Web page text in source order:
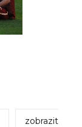
zobrazit